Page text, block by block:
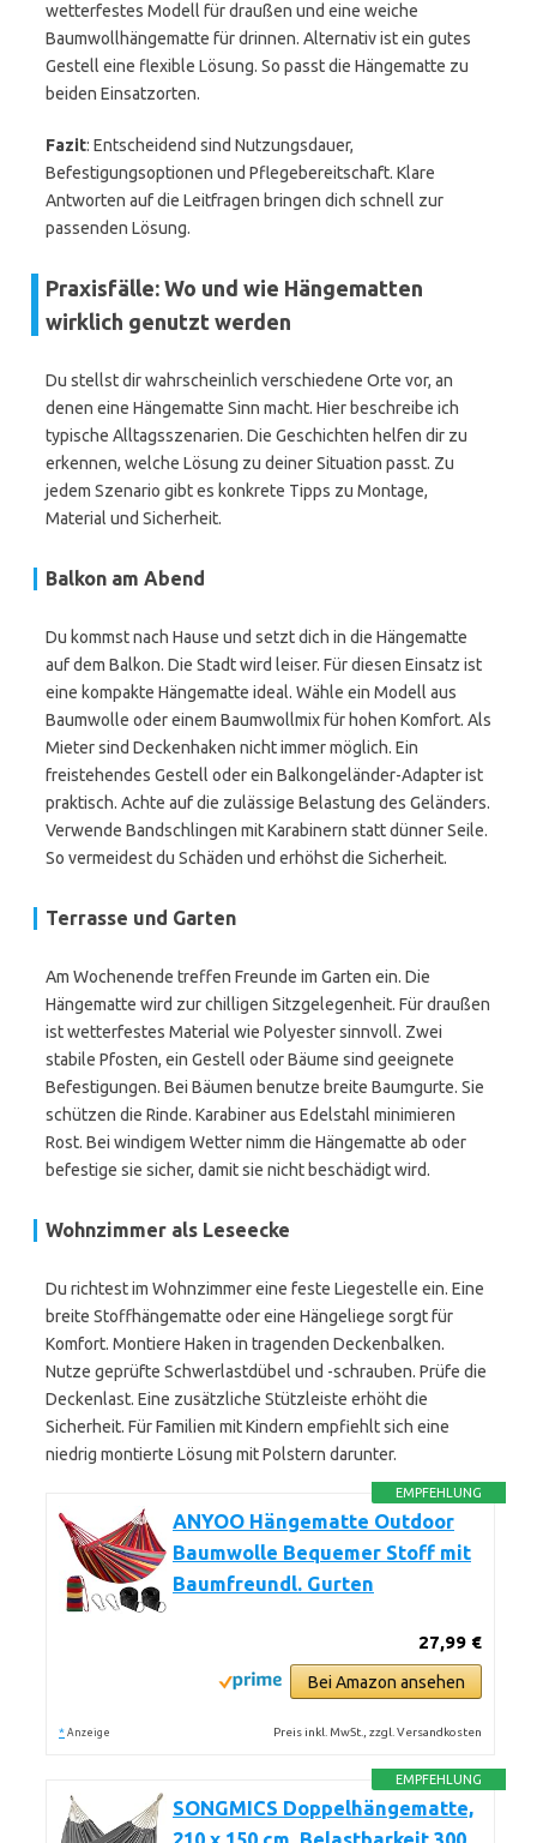
wetterfestes Modell für draußen und eine weiche
Baumwollhängematte für drinnen. Alternativ ist ein gutes
Gestell eine flexible Lösung. So passt die Hängematte zu
beiden Einsatzorten.
Fazit: Entscheidend sind Nutzungsdauer,
Befestigungsoptionen und Pflegebereitschaft. Klare
Antworten auf die Leitfragen bringen dich schnell zur
passenden Lösung.
Praxisfälle: Wo und wie Hängematten
wirklich genutzt werden
Du stellst dir wahrscheinlich verschiedene Orte vor, an
denen eine Hängematte Sinn macht. Hier beschreibe ich
typische Alltagsszenarien. Die Geschichten helfen dir zu
erkennen, welche Lösung zu deiner Situation passt. Zu
jedem Szenario gibt es konkrete Tipps zu Montage,
Material und Sicherheit.
Balkon am Abend
Du kommst nach Hause und setzt dich in die Hängematte
auf dem Balkon. Die Stadt wird leiser. Für diesen Einsatz ist
eine kompakte Hängematte ideal. Wähle ein Modell aus
Baumwolle oder einem Baumwollmix für hohen Komfort. Als
Mieter sind Deckenhaken nicht immer möglich. Ein
freistehendes Gestell oder ein Balkongeländer-Adapter ist
praktisch. Achte auf die zulässige Belastung des Geländers.
Verwende Bandschlingen mit Karabinern statt dünner Seile.
So vermeidest du Schäden und erhöhst die Sicherheit.
Terrasse und Garten
Am Wochenende treffen Freunde im Garten ein. Die
Hängematte wird zur chilligen Sitzgelegenheit. Für draußen
ist wetterfestes Material wie Polyester sinnvoll. Zwei
stabile Pfosten, ein Gestell oder Bäume sind geeignete
Befestigungen. Bei Bäumen benutze breite Baumgurte. Sie
schützen die Rinde. Karabiner aus Edelstahl minimieren
Rost. Bei windigem Wetter nimm die Hängematte ab oder
befestige sie sicher, damit sie nicht beschädigt wird.
Wohnzimmer als Leseecke
Du richtest im Wohnzimmer eine feste Liegestelle ein. Eine
breite Stoffhängematte oder eine Hängeliege sorgt für
Komfort. Montiere Haken in tragenden Deckenbalken.
Nutze geprüfte Schwerlastdübel und -schrauben. Prüfe die
Deckenlast. Eine zusätzliche Stützleiste erhöht die
Sicherheit. Für Familien mit Kindern empfiehlt sich eine
niedrig montierte Lösung mit Polstern darunter.
EMPFEHLUNG
ANYOO Hängematte Outdoor
Baumwolle Bequemer Stoff mit
Baumfreundl. Gurten
27,99 €
Bei Amazon ansehen
* Anzeige Preis inkl. MwSt., zzgl. Versandkosten
EMPFEHLUNG
SONGMICS Doppelhängematte,